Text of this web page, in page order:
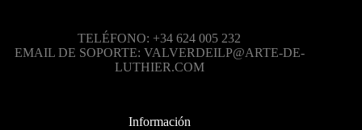
TELÉFONO: +34 624 005 232
EMAIL DE SOPORTE: VALVERDEILP@ARTE-DE-
LUTHIER.COM
Información